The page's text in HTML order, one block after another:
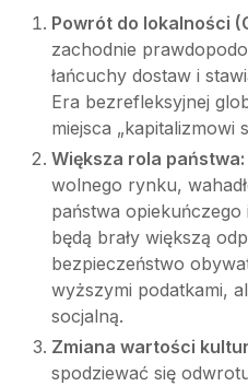
Powrót do lokalności
zachodnie
łańcuchy dostaw i
Era bezrefleksyjnej
miejsca „kapitalizmowi
Większa rola państwa:
wolnego rynku,
państwa
będą brały większą
bezpieczeństwo
wyższymi podatkami,
socjalną.
Zmiana wartości
spodziewać się